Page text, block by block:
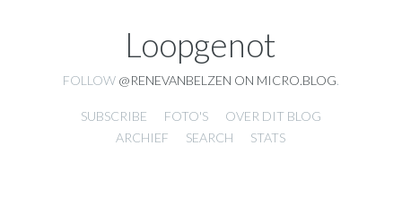
Loopgenot
FOLLOW @RENEVANBELZEN ON MICRO.BLOG
SUBSCRIBE FOTO'S
OVER DIT BLOG
ARCHIEF
SEARCH STATS